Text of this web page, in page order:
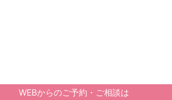
WEBからのご予約・ご相談は